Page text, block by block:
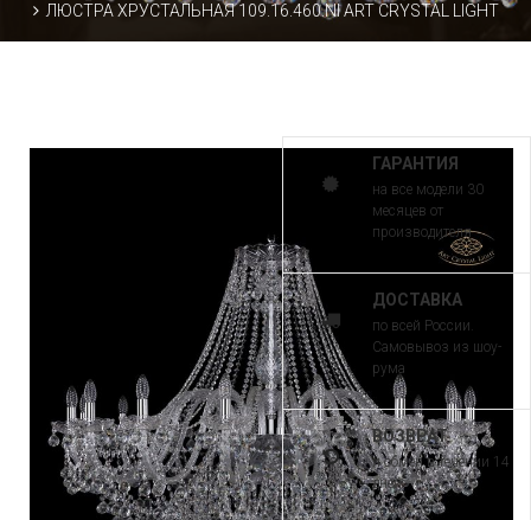
ЛЮСТРА ХРУСТАЛЬНАЯ 109.16.460.NI ART CRYSTAL LIGHT
ГАРАНТИЯ
на все модели 30
месяцев от
производителя
ДОСТАВКА
по всей России.
Самовывоз из шоу-
рума
ВОЗВРАТ
и обмен в течении 14
дней